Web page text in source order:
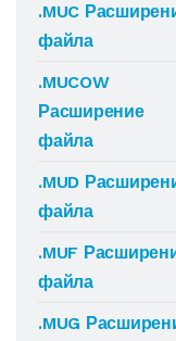
.MUC
файла
.MUCOW
Расширение
файла
.MUD
файла
.MUF
файла
.MUG